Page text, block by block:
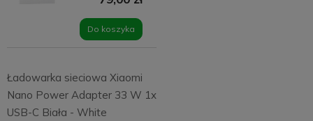
Do koszyka
Ładowarka sieciowa Xiaomi
Nano Power Adapter 33 W 1x
USB-C Biała - White